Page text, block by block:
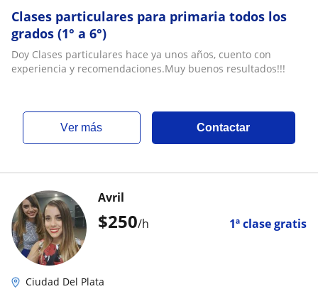
Clases particulares para primaria todos los
grados (1° a 6°)
Doy Clases particulares hace ya unos años, cuento con
experiencia y recomendaciones.Muy buenos resultados!!!
ver más Contactar
$250/h 1ª clase gratis
Avril
Ciudad Del Plata